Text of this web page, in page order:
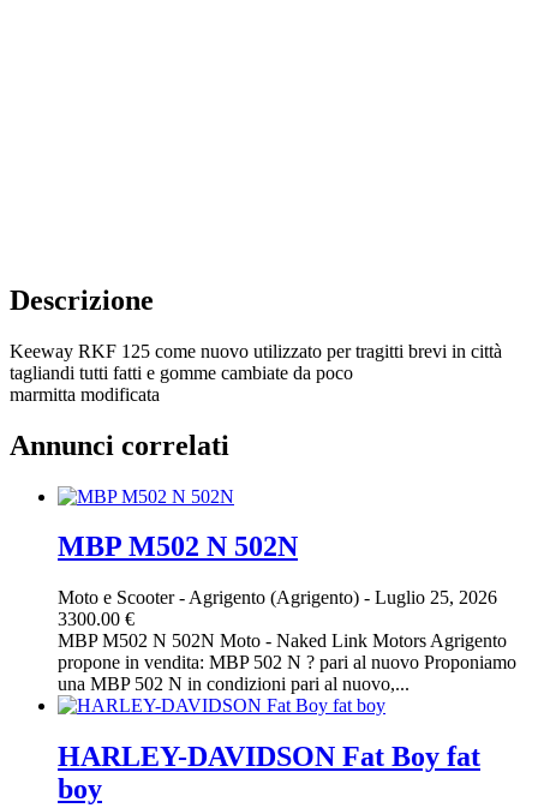
Descrizione
Keeway RKF 125 come nuovo utilizzato per tragitti brevi in città
tagliandi tutti fatti e gomme cambiate da poco
marmitta modificata
Annunci correlati
MBP M502 N 502N
Moto e Scooter- Agrigento (Agrigento) - Luglio 25, 2026
3300.00 €
MBP M502 N 502N Moto - Naked Link Motors Agrigento
propone in vendita: MBP 502 N ? pari al nuovo Proponiamo
una MBP 502 N in condizioni pari al nuovo,...
HARLEY-DAVIDSON Fat Boy fat
boy